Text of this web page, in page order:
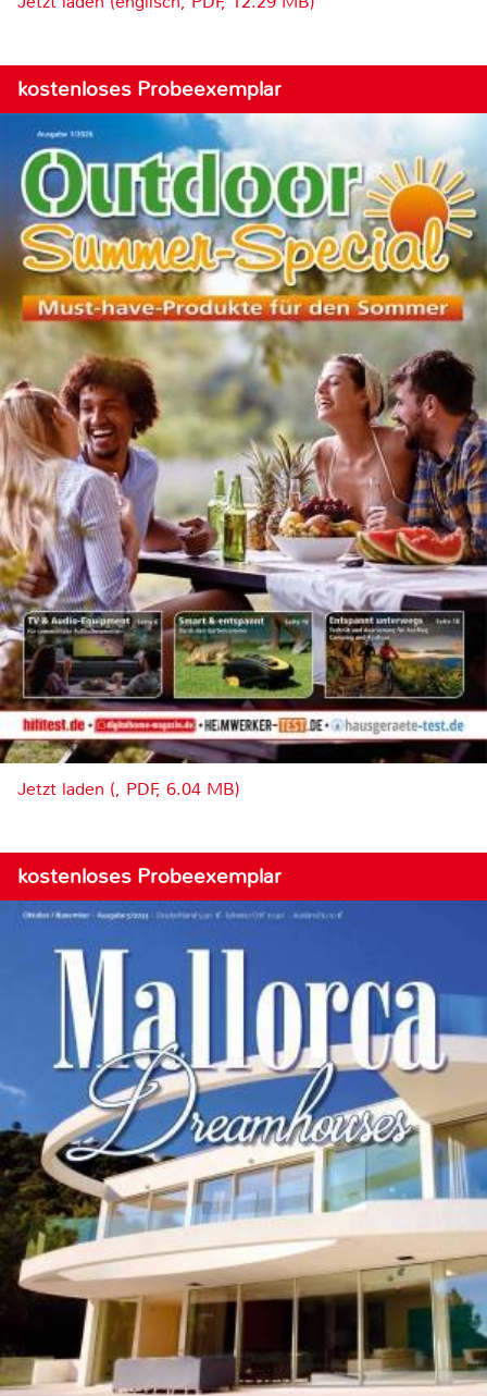
kostenloses Probeexemplar
Jetzt laden (, PDF, 6.04 MB)
kostenloses Probeexemplar